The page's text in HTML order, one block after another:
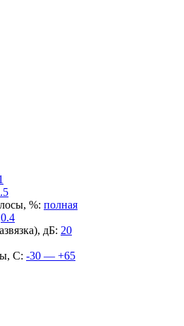
%: полная
0.4
дБ: 20
С: -30 — +65